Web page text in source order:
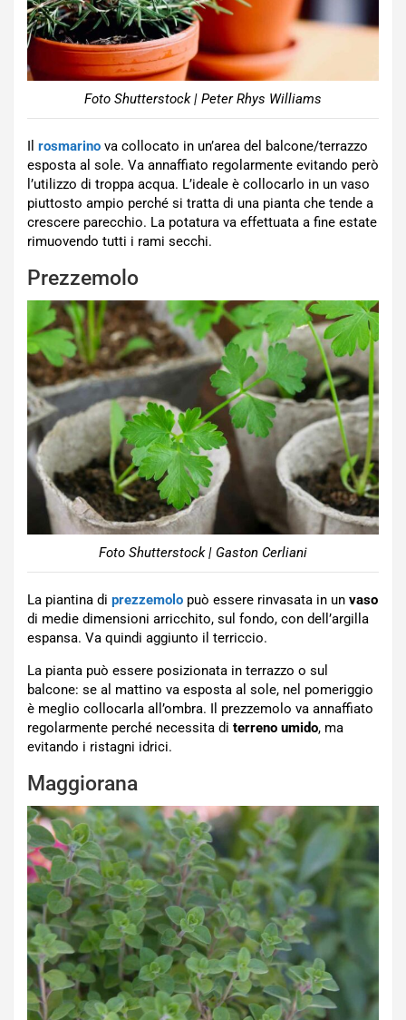
Foto Shutterstock | Peter Rhys Williams
Il rosmarino va collocato in un’area del balcone/terrazzo
esposta al sole. Va annaffiato regolarmente evitando però
l’utilizzo di troppa acqua. L’ideale è collocarlo in un vaso
piuttosto ampio perché si tratta di una pianta che tende a
crescere parecchio. La potatura va effettuata a fine estate
rimuovendo tutti i rami secchi.
Prezzemolo
Foto Shutterstock | Gaston Cerliani
La piantina di prezzemolo può essere rinvasata in un vaso
di medie dimensioni arricchito, sul fondo, con dell’argilla
espansa. Va quindi aggiunto il terriccio.
La pianta può essere posizionata in terrazzo o sul
balcone: se al mattino va esposta al sole, nel pomeriggio
è meglio collocarla all’ombra. Il prezzemolo va annaffiato
regolarmente perché necessita di terreno umido, ma
evitando i ristagni idrici.
Maggiorana